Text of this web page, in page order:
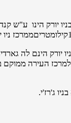
יורק הינו ע"ש
קילומטריםממרכז ניו
יורק הינם לה
למרכז העירה
ג'רז'י.